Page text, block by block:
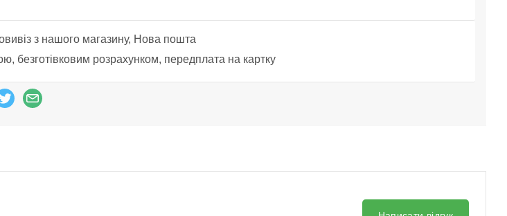
з нашого магазину, Нова пошта
безготівковим розрахунком, передплата на картку